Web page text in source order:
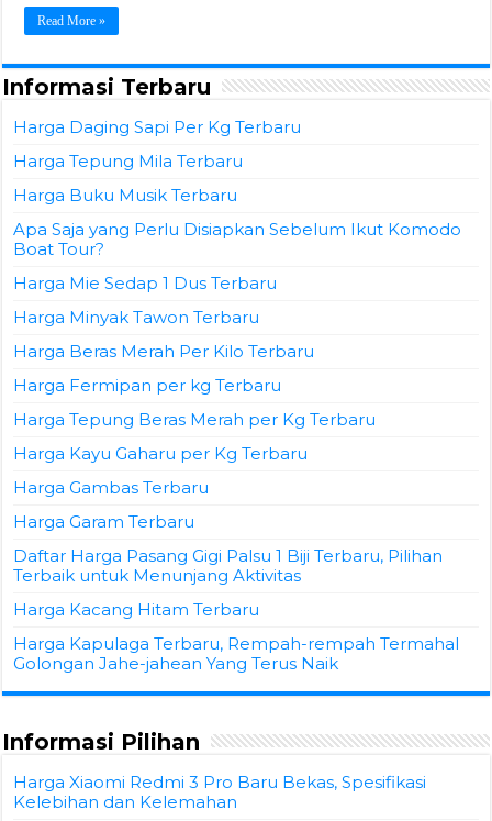
Read More »
Informasi Terbaru
Harga Daging Sapi Per Kg Terbaru
Harga Tepung Mila Terbaru
Harga Buku Musik Terbaru
Apa Saja yang Perlu Disiapkan Sebelum Ikut Komodo
Boat Tour?
Harga Mie Sedap 1 Dus Terbaru
Harga Minyak Tawon Terbaru
Harga Beras Merah Per Kilo Terbaru
Harga Fermipan per kg Terbaru
Harga Tepung Beras Merah per Kg Terbaru
Harga Kayu Gaharu per Kg Terbaru
Harga Gambas Terbaru
Harga Garam Terbaru
Daftar Harga Pasang Gigi Palsu 1 Biji Terbaru, Pilihan
Terbaik untuk Menunjang Aktivitas
Harga Kacang Hitam Terbaru
Harga Kapulaga Terbaru, Rempah-rempah Termahal
Golongan Jahe-jahean Yang Terus Naik
Informasi Pilihan
Harga Xiaomi Redmi 3 Pro Baru Bekas, Spesifikasi
Kelebihan dan Kelemahan